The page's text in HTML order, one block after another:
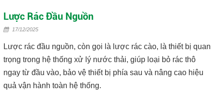
Tại sao nên mua máy ép bùn trục vít
Máy lược rác thô – giải pháp loại bỏ rác hiệu quả trong hệ thống
xử lý nước thải
Lược Rác Đầu Nguồn
17/12/2025
Lược rác đầu nguồn, còn gọi là lược rác cào, là thiết bị quan
trọng trong hệ thống xử lý nước thải, giúp loại bỏ rác thô
ngay từ đầu vào, bảo vệ thiết bị phía sau và nâng cao hiệu
quả vận hành toàn hệ thống.